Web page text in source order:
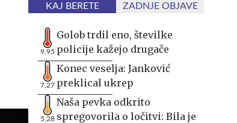
KAJ BERETE ZADNJE OBJAVE
9,95
Golob trdil eno, številke
policije kažejo drugače
7,27
Konec veselja: Janković
preklical ukrep
5,28
Naša pevka odkrito
spregovorila o ločitvi: Bila je